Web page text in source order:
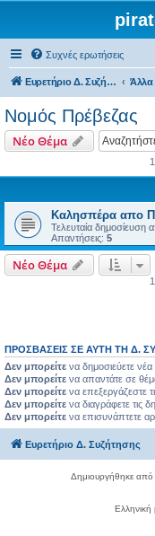
Συχνές ερωτήσεις
Ευρετήριο Δ. Συζήτησης Άλλα
Νομός Πρέβεζας‎
Νέο Θέμα
Καλησπέρα απο
Τελευταία δημοσίευση
Απαντήσεις: 5
Νέο Θέμα
ΠΡΟΣΒΆΣΕΙΣ ΣΕ ΑΥΤΉ ΤΗ Δ.
Δεν μπορείτε να δημοσιεύετε
Δεν μπορείτε να απαντάτε σε
Δεν μπορείτε να επεξεργάζεστε
Δεν μπορείτε να διαγράφετε τις
Δεν μπορείτε να επισυνάπτετε
Ευρετήριο Δ. Συζήτησης
Δημιουργήθηκε από